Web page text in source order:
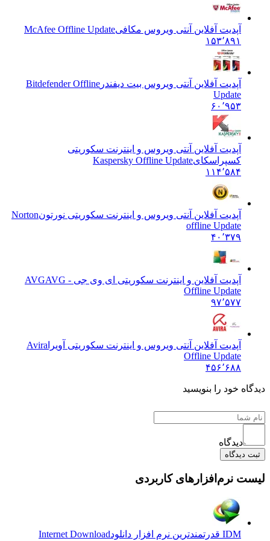
آپدیت آفلاین آنتی ویروس مکافیMcAfee Offline Update
۱۵۳٬۸۹۱
آپدیت آفلاین آنتی ویروس بیت دیفندرBitdefender Offline
Update
۶۰٬۹۵۳
آپدیت آفلاین آنتی ویروس و اینترنت سکوریتی
کسپراسکایKaspersky Offline Update
۱۱۴٬۵۸۴
آپدیت آفلاین آنتی ویروس و اینترنت سکوریتی نورتونNorton
offline Update
۴۰٬۳۷۹
آپدیت آفلاین و اینترنت سکوریتی ای وی جی - AVG AVG
Offline Update
۹۷٬۵۷۷
آپدیت آفلاین آنتی ویروس و اینترنت سکوریتی آویراAvira
Offline Update
۴۵۶٬۶۸۸
خود را بنویسید
دیدگاه
نرم‌افزارهای کاربردی
Internet Download